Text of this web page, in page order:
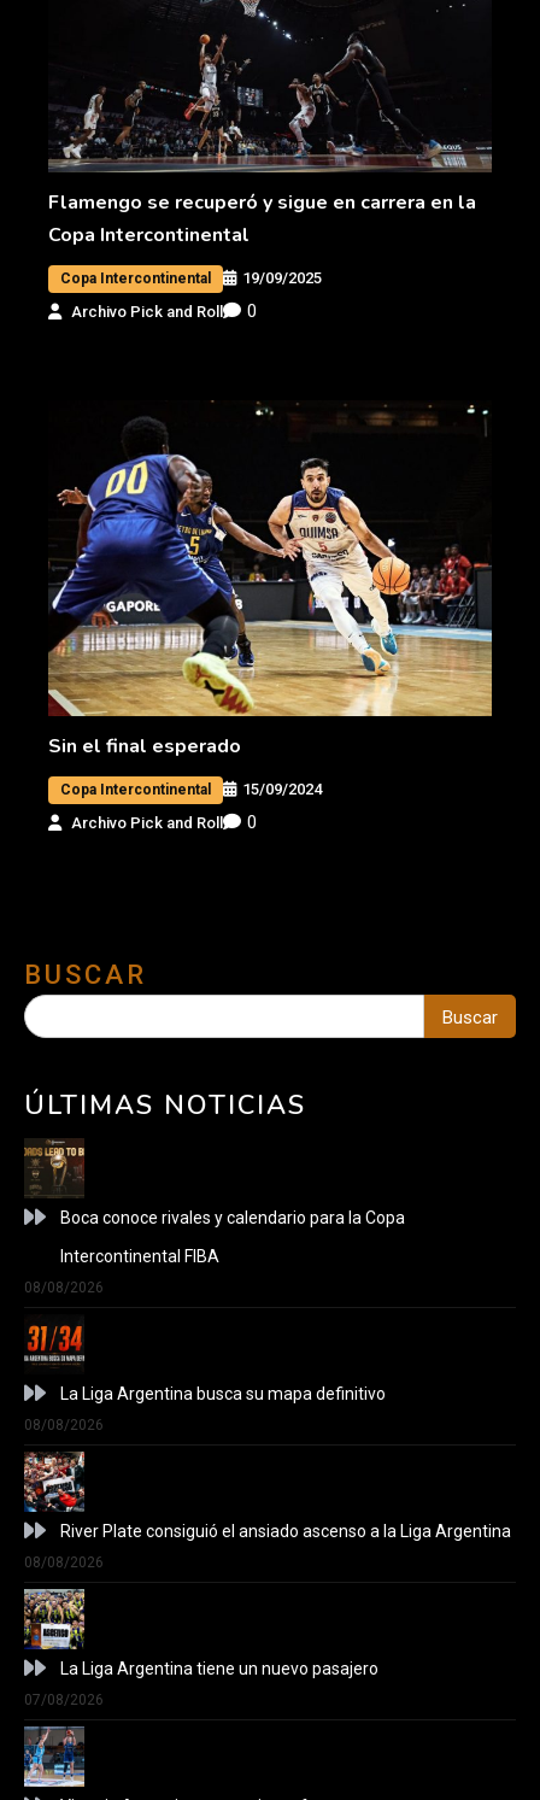
Flamengo se recuperó y sigue en carrera en la
Copa Intercontinental
Copa Intercontinental
19/09/2025
Archivo Pick and Roll
0
Sin el final esperado
Copa Intercontinental
15/09/2024
Archivo Pick and Roll
0
BUSCAR
Buscar
ÚLTIMAS NOTICIAS
Boca conoce rivales y calendario para la Copa
Intercontinental FIBA
08/08/2026
La Liga Argentina busca su mapa definitivo
08/08/2026
River Plate consiguió el ansiado ascenso a la Liga Argentina
08/08/2026
La Liga Argentina tiene un nuevo pasajero
07/08/2026